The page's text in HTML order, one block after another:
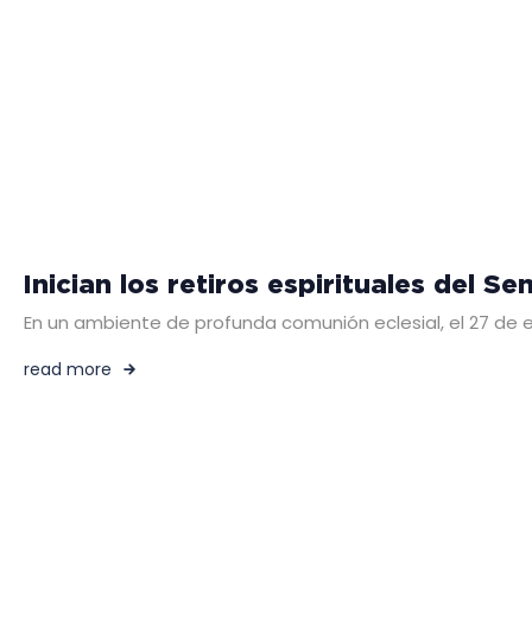
Inician los retiros espirituales del
En un ambiente de profunda comunión eclesial, el 27 de
read more